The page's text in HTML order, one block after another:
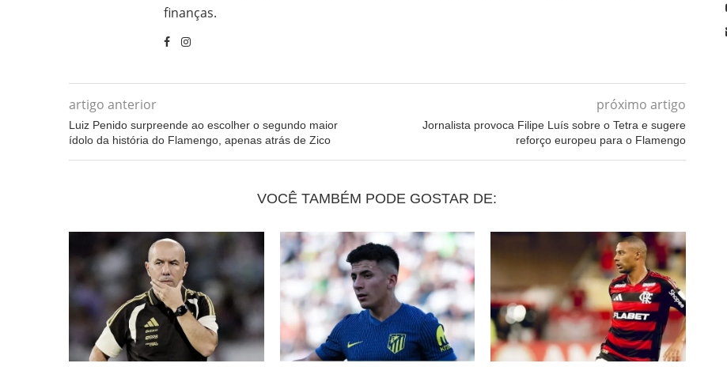
finanças.
artigo anterior
Luiz Penido surpreende ao escolher o segundo maior
ídolo da história do Flamengo, apenas atrás de Zico
próximo artigo
Jornalista provoca Filipe Luís sobre o Tetra e sugere
reforço europeu para o Flamengo
VOCÊ TAMBÉM PODE GOSTAR DE: